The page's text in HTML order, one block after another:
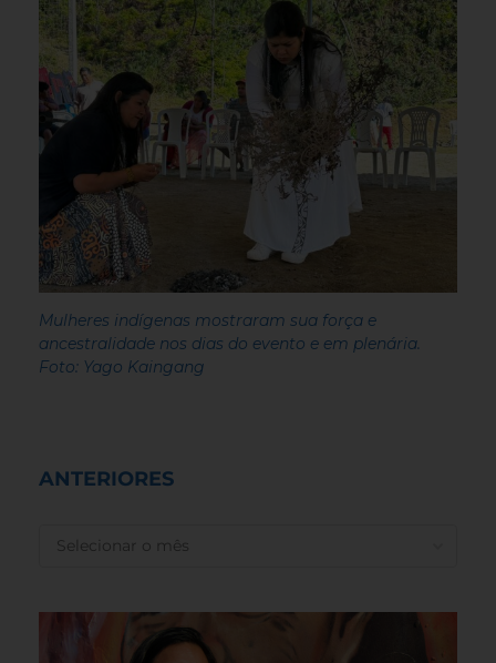
Mulheres indígenas mostraram sua força e
ancestralidade nos dias do evento e em plenária.
Foto: Yago Kaingang
ANTERIORES